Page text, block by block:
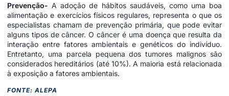
Prevenção- A adoção de hábitos saudáveis, como uma boa
alimentação e exercícios físicos regulares, representa o que os
especialistas chamam de prevenção primária, que pode evitar
alguns tipos de câncer. O câncer é uma doença que resulta da
interação entre fatores ambientais e genéticos do indivíduo.
Entretanto, uma parcela pequena dos tumores malignos são
considerados hereditários (até 10%). A maioria está relacionada
à exposição a fatores ambientais.
FONTE: ALEPA